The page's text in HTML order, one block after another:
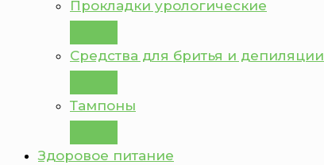
Прокладки урологические
Средства для бритья и депиляции
Тампоны
Здоровое питание